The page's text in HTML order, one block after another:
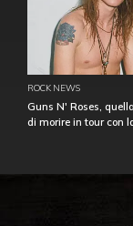
ROCK NEWS
Guns N' Roses,
di morire in tour con